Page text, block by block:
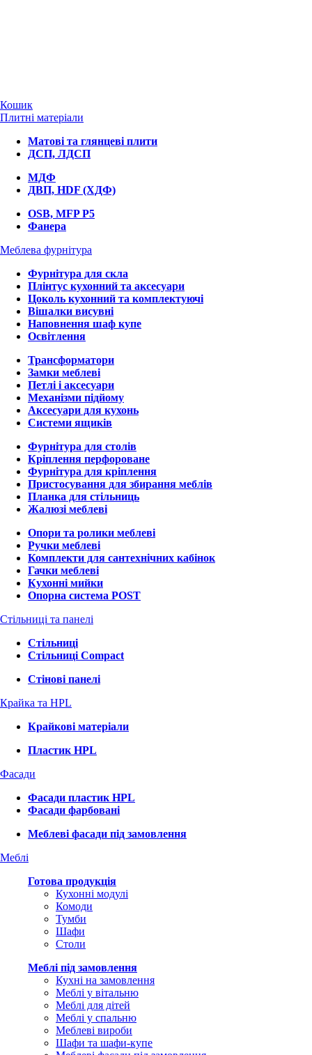
Кошик
Плитні матеріали
Матові та глянцеві плити
ДСП, ЛДСП
МДФ
ДВП, HDF (ХДФ)
OSB, MFP P5
Фанера
Меблева фурнітура
Фурнітура для скла
Плінтус кухонний та аксесуари
Цоколь кухонний та комплектуючі
Вішалки висувні
Наповнення шаф купе
Освітлення
Трансформатори
Замки меблеві
Петлі і аксесуари
Механізми підйому
Аксесуари для кухонь
Системи ящиків
Фурнітура для столів
Кріплення перфороване
Фурнітура для кріплення
Пристосування для збирання меблів
Планка для стільниць
Жалюзі меблеві
Опори та ролики меблеві
Ручки меблеві
Комплекти для сантехнічних кабінок
Гачки меблеві
Кухонні мийки
Опорна система POST
Стільниці та панелі
Стільниці
Стільниці Compact
Стінові панелі
Крайка та HPL
Крайкові матеріали
Пластик HPL
Фасади
Фасади пластик HPL
Фасади фарбовані
Меблеві фасади під замовлення
Меблі
Готова продукція
Кухонні модулі
Комоди
Тумби
Шафи
Столи
Меблі під замовлення
Кухні на замовлення
Меблі у вітальню
Меблі для дітей
Меблі у спальню
Меблеві вироби
Шафи та шафи-купе